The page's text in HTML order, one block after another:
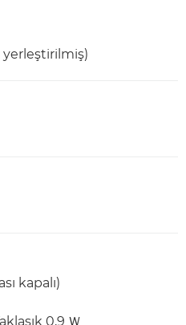
yerleştirilmiş)
kapalı)
0,9 Ｗ